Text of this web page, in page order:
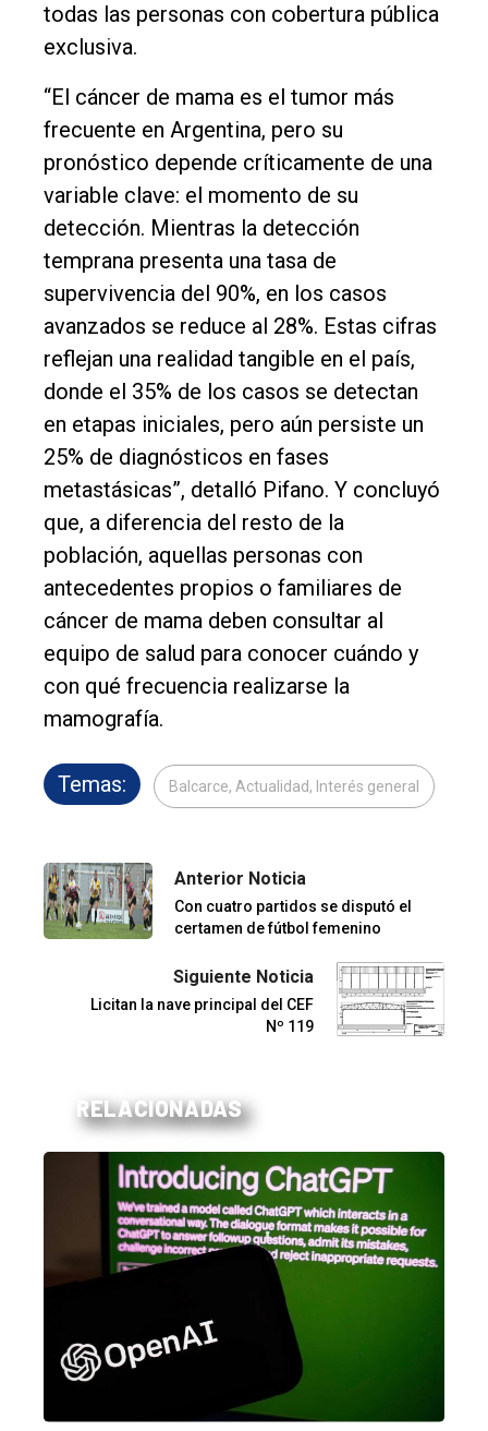
todas las personas con cobertura pública
exclusiva.
“El cáncer de mama es el tumor más
frecuente en Argentina, pero su
pronóstico depende críticamente de una
variable clave: el momento de su
detección. Mientras la detección
temprana presenta una tasa de
supervivencia del 90%, en los casos
avanzados se reduce al 28%. Estas cifras
reflejan una realidad tangible en el país,
donde el 35% de los casos se detectan
en etapas iniciales, pero aún persiste un
25% de diagnósticos en fases
metastásicas”, detalló Pifano. Y concluyó
que, a diferencia del resto de la
población, aquellas personas con
antecedentes propios o familiares de
cáncer de mama deben consultar al
equipo de salud para conocer cuándo y
con qué frecuencia realizarse la
mamografía.
Temas: Balcarce, Actualidad, Interés general
Anterior Noticia
Con cuatro partidos se disputó el
certamen de fútbol femenino
Siguiente Noticia
Licitan la nave principal del CEF
Nº 119
RELACIONADAS